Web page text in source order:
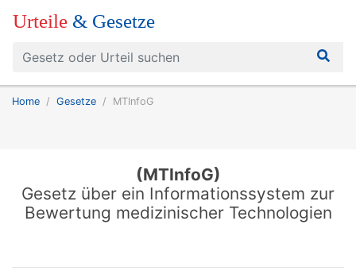
Urteile & Gesetze
Home Gesetze MTInfoG
(MTInfoG)
Gesetz über ein Informationssystem zur
Bewertung medizinischer Technologien